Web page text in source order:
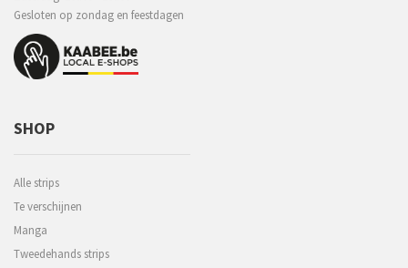
Gesloten op zondag en feestdagen
SHOP
Alle strips
Te verschijnen
Manga
Tweedehands strips